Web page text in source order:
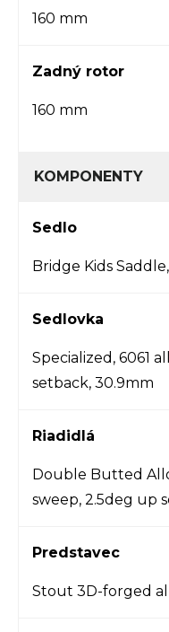
160 mm
Zadný rotor
160 mm
KOMPONENTY
Sedlo
Bridge Kids
Sedlovka
Specialized, 6061
setback, 30.9mm
Riadidlá
Double Butted
sweep, 2.5deg up
Predstavec
Stout 3D-forged